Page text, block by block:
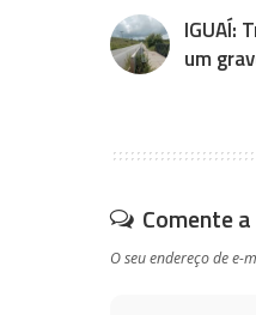
IGUAÍ:
um
Comente
O seu endereço de e-